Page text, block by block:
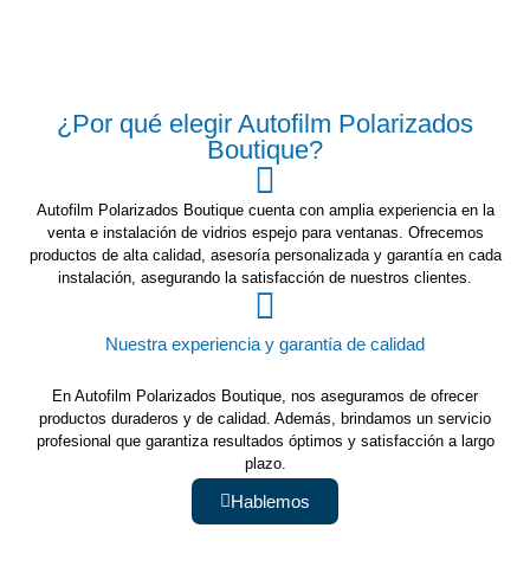
¿Por qué elegir Autofilm Polarizados
Boutique?
Autofilm Polarizados Boutique cuenta con amplia experiencia en la
venta e instalación de vidrios espejo para ventanas. Ofrecemos
productos de alta calidad, asesoría personalizada y garantía en cada
instalación, asegurando la satisfacción de nuestros clientes.
Nuestra experiencia y garantía de calidad
En Autofilm Polarizados Boutique, nos aseguramos de ofrecer
productos duraderos y de calidad. Además, brindamos un servicio
profesional que garantiza resultados óptimos y satisfacción a largo
plazo.
Hablemos